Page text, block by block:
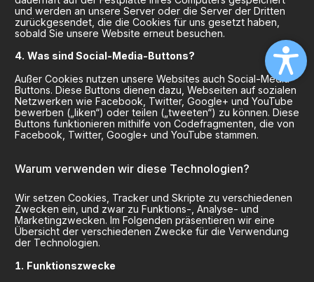
und werden an unsere Server oder die Server der Dritten
zurückgesendet, die die Cookies für uns gesetzt haben,
sobald Sie unsere Website erneut besuchen.
Was sind Social-Media-Buttons?
Außer Cookies nutzen unsere Websites auch Social-Media-
Buttons. Diese Buttons dienen dazu, Webseiten auf sozialen
Netzwerken wie Facebook, Twitter, Google+ und YouTube
bewerben („liken“) oder teilen („tweeten“) zu können. Diese
Buttons funktionieren mithilfe von Codefragmenten, die von
Facebook, Twitter, Google+ und YouTube stammen.
Warum verwenden wir diese Technologien?
Wir setzen Cookies, Tracker und Skripte zu verschiedenen
Zwecken ein, und zwar zu Funktions-, Analyse- und
Marketingzwecken. Im Folgenden präsentieren wir eine
Übersicht der verschiedenen Zwecke für die Verwendung
der Technologien.
Funktionszwecke